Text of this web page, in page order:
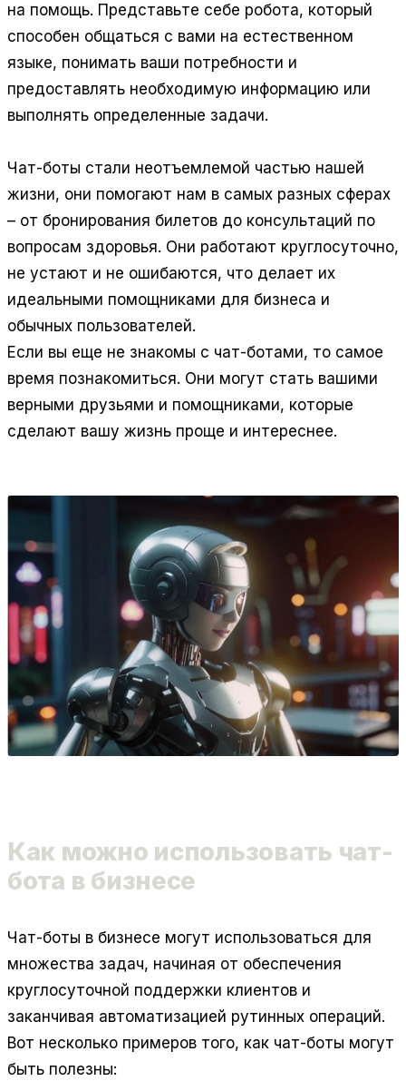
на помощь. Представьте себе робота, который
способен общаться с вами на естественном
языке, понимать ваши потребности и
предоставлять необходимую информацию или
выполнять определенные задачи.
Чат-боты стали неотъемлемой частью нашей
жизни, они помогают нам в самых разных сферах
– от бронирования билетов до консультаций по
вопросам здоровья. Они работают круглосуточно,
не устают и не ошибаются, что делает их
идеальными помощниками для бизнеса и
обычных пользователей.
Если вы еще не знакомы с чат-ботами, то самое
время познакомиться. Они могут стать вашими
верными друзьями и помощниками, которые
сделают вашу жизнь проще и интереснее.
Как можно использовать чат-
бота в бизнесе
Чат-боты в бизнесе могут использоваться для
множества задач, начиная от обеспечения
круглосуточной поддержки клиентов и
заканчивая автоматизацией рутинных операций.
Вот несколько примеров того, как чат-боты могут
быть полезны: